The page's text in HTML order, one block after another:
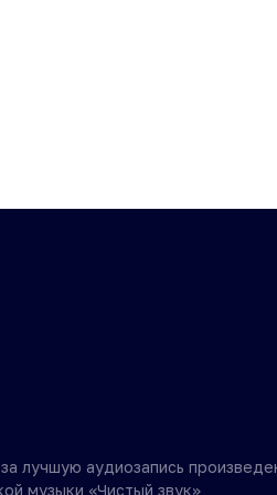
лучшую аудиозапись
музыки «Чистый звук»